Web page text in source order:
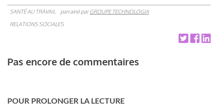
SANTÉ AU TRAVAIL parrainé parGROUPE TECHNOLOGIA
RELATIONS SOCIALES
Pas encore de commentaires
POUR PROLONGER LA LECTURE